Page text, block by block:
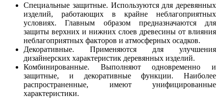
Специальные защитные. Используются для деревянных
изделий, работающих в крайне неблагоприятных
условиях. Главным образом предназначаются для
защиты верхних и нижних слоев древесины от влияния
неблагоприятных факторов и атмосферных осадков.
Декоративные. Применяются для улучшения
дизайнерских характеристик деревянных изделий.
Комбинированные. Выполняют одновременно и
защитные, и декоративные функции. Наиболее
распространенные, имеют унифицированные
характеристики.